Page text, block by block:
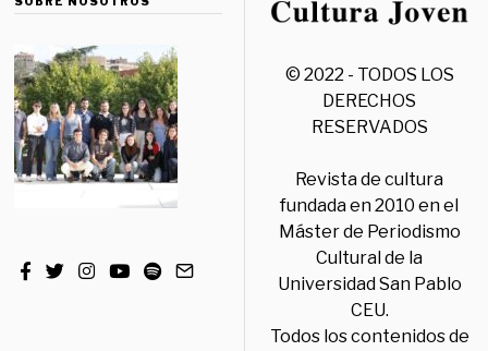
© 2022 - TODOS LOS
DERECHOS
RESERVADOS
Revista de cultura
fundada en 2010 en el
Máster de Periodismo
Cultural de la
Universidad San Pablo
CEU.
Todos los contenidos de